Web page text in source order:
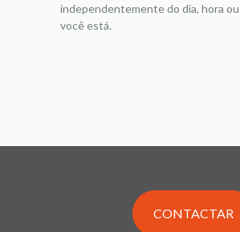
independentemente do dia, hora
você está.
CONTACTAR